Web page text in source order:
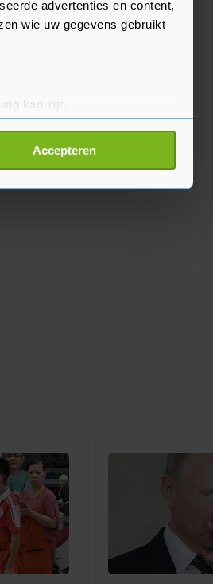
advertenties en content,
wie uw gegevens gebruikt
kan zijn
detailgedeelte
Accepteren